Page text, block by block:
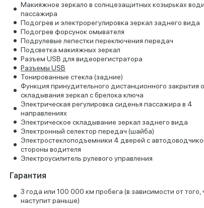
Макияжное зеркало в солнцезащитных козырьках
пассажира
Подогрев и электрорегулировка зеркал заднего вида
Подогрев форсунок омывателя
Подрулевые лепестки переключения передач
Подсветка макияжных зеркал
Разъем USB для видеорегистратора
Разъемы USB
Тонированные стекла (задние)
Функция принудительного дистанционного закрытия
складывания зеркал с брелока ключа
Электрическая регулировка сиденья пассажира в 4
направлениях
Электрическое складывание зеркал заднего вида
Электронный селектор передач (шайба)
Электростеклоподъемники 4 дверей с
стороны водителя
Электроусилитель рулевого управления
Гарантия
3 года или 100 000 км пробега (в зависимости от того,
наступит раньше)